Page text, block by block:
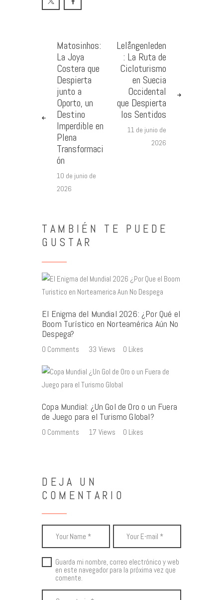
Matosinhos:
La Joya
Costera que
Despierta
junto a
Oporto, un
Destino
Imperdible en
Plena
Transformaci
ón
10 de junio de
2026
Lelångenleden
: La Ruta de
Cicloturismo
en Suecia
Occidental
que Despierta
los Sentidos
11 de junio de
2026
TAMBIÉN TE PUEDE
GUSTAR
El Enigma del Mundial 2026: ¿Por Qué el
Boom Turístico en Norteamérica Aún No
Despega?
0 Comments 33 Views 0 Likes
Copa Mundial: ¿Un Gol de Oro o un Fuera
de Juego para el Turismo Global?
0 Comments 17 Views 0 Likes
DEJA UN
COMENTARIO
Guarda mi nombre, correo electrónico y web
en este navegador para la próxima vez que
comente.